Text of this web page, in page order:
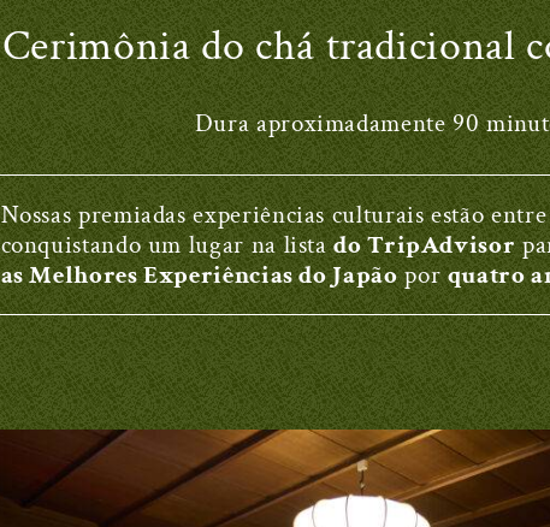
Cerimônia do chá tradicional
Dura aproximadamente 90
Nossas premiadas experiências culturais estão
conquistando um lugar na listado TripAdvisor
as Melhores Experiências do Japão por quatro